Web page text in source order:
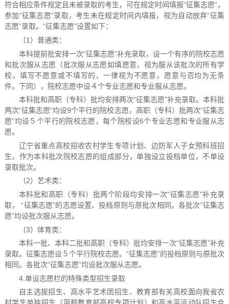
符合相应条件规定且未被录取的考生，可在规定时间填报“征集志愿”，
参加“征集志愿”录取，考生未在规定时间内填报，视为自动放弃“征集
志愿”录取。“征集志愿”设置如下：
（1）普通类：
本科提前批安排一次“征集志愿”补充录取，设一个有序的院校志愿
和批次服从志愿（批次服从志愿如填愿意，视为服从该批次的所有学
校，填写不愿意或不填写的，一律视为不愿意，愿意与否均为无条
件。下同），院校志愿中设４个专业志愿和专业服从志愿。
本科批和高职（专科）批均安排两次“征集志愿”补充录取。本科批
两次“征集志愿”均设9个平行的院校志愿，高职（专科）批两次“征集志
愿”均设５个平行的院校志愿，每个院校设6个专业志愿和专业服从志
愿。
辽宁省重点高校招收农村学生专项计划、边防军人子女预科班招
生，作为本科批次院校志愿的组成部分，单独设立投档单位，不单设
录取批次。
（2）艺术类：
本科批和高职（专科）批两个阶段均安排一次“征集志愿”补充录
取， “征集志愿”的志愿设置、投档原则与原批次相同。各批次“征集志
愿”均设批次服从志愿。
（3）体育类：
本科一批、本科二批和高职（专科）批均安排一次“征集志愿”补充
录取。征集志愿设５个平行院校志愿。“征集志愿”的投档原则与原批次
相同。各批次“征集志愿”均设批次服从志愿。
4.单设志愿栏的特殊类型招生录取
自主选拔招生、高水平艺术团招生、教育部有关高校面向我省农